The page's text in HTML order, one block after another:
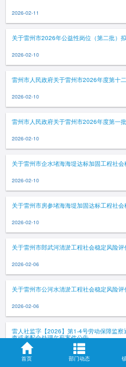
2026-02-11
关于雷州市2026年公益性岗位（第二批）
2026-02-10
雷州市人民政府关于雷州市2026年度第十
2026-02-10
雷州市人民政府关于雷州市2026年度第一
2026-02-10
关于雷州市企水堵海海堤达标加固工程社
2026-02-10
关于雷州市房参堵海海堤加固达标工程社
2026-02-10
关于雷州市郎武河清淤工程社会稳定风险
2026-02-06
关于雷州市公河水清淤工程社会稳定风险
2026-02-06
雷人社监字【2026】第1-4号劳动保障监
查或者配合处理欠薪案件公告
2026-02-03
首页
部门动态